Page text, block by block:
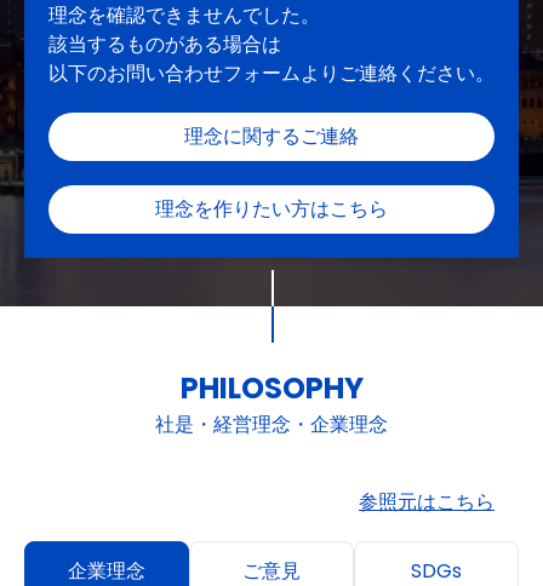
理念を確認できませんでした。
該当するものがある場合は
以下のお問い合わせフォームよりご連絡ください。
理念に関するご連絡
理念を作りたい方はこちら
PHILOSOPHY
社是・経営理念・企業理念
参照元はこちら
企業理念 ご意見 SDGs